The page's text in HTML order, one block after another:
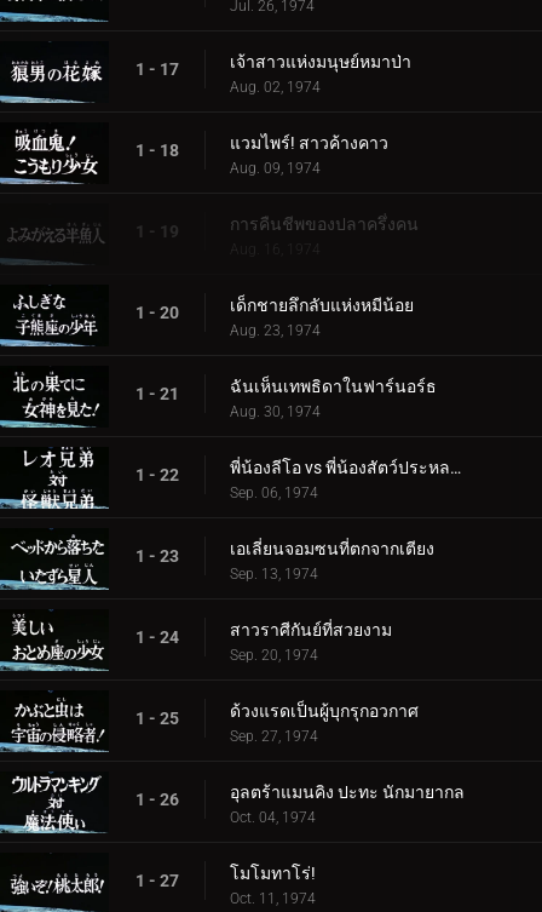
Jul. 26, 1974
1 - 17 เจ้าสาวแห่งมนุษย์หมาป่า
Aug. 02, 1974
1 - 18 แวมไพร์! สาวค้างคาว
Aug. 09, 1974
1 - 19 การคืนชีพของปลาครึ่งคน
Aug. 16, 1974
1 - 20 เด็กชายลึกลับแห่งหมีน้อย
Aug. 23, 1974
1 - 21 ฉันเห็นเทพธิดาในฟาร์นอร์ธ
Aug. 30, 1974
1 - 22 พี่น้องลีโอ vs พี่น้องสัตว์ประหลาด
Sep. 06, 1974
1 - 23 เอเลี่ยนจอมซนที่ตกจากเตียง
Sep. 13, 1974
1 - 24 สาวราศีกันย์ที่สวยงาม
Sep. 20, 1974
1 - 25 ด้วงแรดเป็นผู้บุกรุกอวกาศ
Sep. 27, 1974
1 - 26 อุลตร้าแมนคิง ปะทะ นักมายากล
Oct. 04, 1974
1 - 27 โมโมทาโร่!
Oct. 11, 1974